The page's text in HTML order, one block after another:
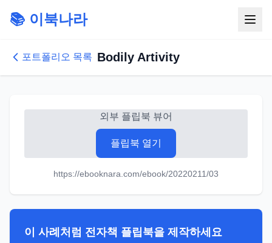
📚 이북나라
포트폴리오 목록 Bodily Artivity
외부 플립북 뷰어
플립북 열기
https://ebooknara.com/ebook/20220211/03
이 사례처럼 전자책 플립북을 제작하세요